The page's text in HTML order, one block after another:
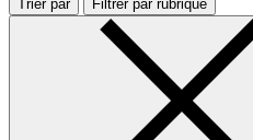
Trier par Filtrer par rubrique